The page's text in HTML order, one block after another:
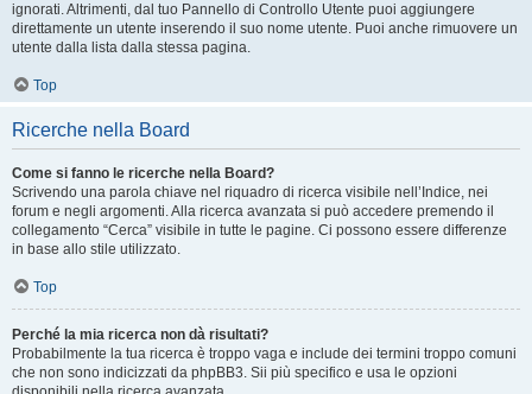
ignorati. Altrimenti, dal tuo Pannello di Controllo Utente puoi aggiungere
direttamente un utente inserendo il suo nome utente. Puoi anche rimuovere un
utente dalla lista dalla stessa pagina.
Top
Ricerche nella Board
Come si fanno le ricerche nella Board?
Scrivendo una parola chiave nel riquadro di ricerca visibile nell’Indice, nei
forum e negli argomenti. Alla ricerca avanzata si può accedere premendo il
collegamento “Cerca” visibile in tutte le pagine. Ci possono essere differenze
in base allo stile utilizzato.
Top
Perché la mia ricerca non dà risultati?
Probabilmente la tua ricerca è troppo vaga e include dei termini troppo comuni
che non sono indicizzati da phpBB3. Sii più specifico e usa le opzioni